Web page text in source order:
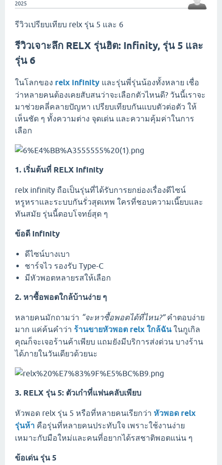
2025
รีวิวเปรียบเทียบ relx รุ่น 5 และ 6
รีวิวเจาะลึก RELX รุ่นฮิต: Infinity, รุ่น 5 และ
รุ่น 6
ในโลกของ relx infinity และรุ่นพี่รุ่นน้องทั้งหลาย เชื่อ
ว่าหลายคนต้องเคยสับสนว่าจะเลือกตัวไหนดี? วันนี้เราจะ
มาช่วยคลี่คลายปัญหา เปรียบเทียบกันแบบตัวต่อตัว ให้
เห็นชัด ๆ ทั้งความต่าง จุดเด่น และความคุ้มค่าในการ
เลือก
1. เริ่มต้นที่ RELX Infinity
relx infinity ถือเป็นรุ่นที่ได้รับการยกย่องเรื่องดีไซน์
หรูหราและระบบกันรั่วสุดเทพ ใครที่ชอบความเนี๊ยบและ
ทันสมัย รุ่นนี้ตอบโจทย์สุด ๆ
ข้อดี Infinity
ดีไซน์บางเบา
ชาร์จไว รองรับ Type-C
มีหัวพอตหลายรสให้เลือก
2. หาซื้อพอตใกล้บ้านง่าย ๆ
หลายคนมักถามว่า “จะหาซื้อพอตได้ที่ไหน?”คำตอบง่าย
มาก แค่ค้นคำว่า ร้านขายหัวพอต relx ใกล้ฉันในกูเกิล
คุณก็จะเจอร้านค้าเพียบ แถมยังมีบริการส่งด่วน บางร้าน
ได้ภายในวันเดียวด้วยนะ
3. RELX รุ่น 5: ตัวเก๋าที่แฟนคลับเพียบ
หัวพอด relx รุ่น 5 หรือที่หลายคนเรียกว่า หัวพอด relx
รุ่นห้า คือรุ่นที่หลายคนประทับใจ เพราะใช้งานง่าย
เหมาะกับมือใหม่และคนที่อยากได้รสชาติพอตแน่น ๆ
ข้อเด่น รุ่น 5